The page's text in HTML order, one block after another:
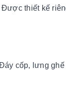
thiết kế
cốp, lưng ghế